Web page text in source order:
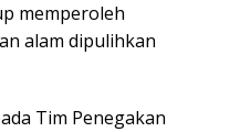
memperoleh
alam dipulihkan
Tim Penegakan